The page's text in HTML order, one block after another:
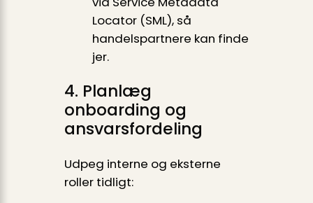
Locator (SML), så
handelspartnere kan finde
jer.
4. Planlæg
onboarding og
ansvarsfordeling
Udpeg interne og eksterne
roller tidligt: